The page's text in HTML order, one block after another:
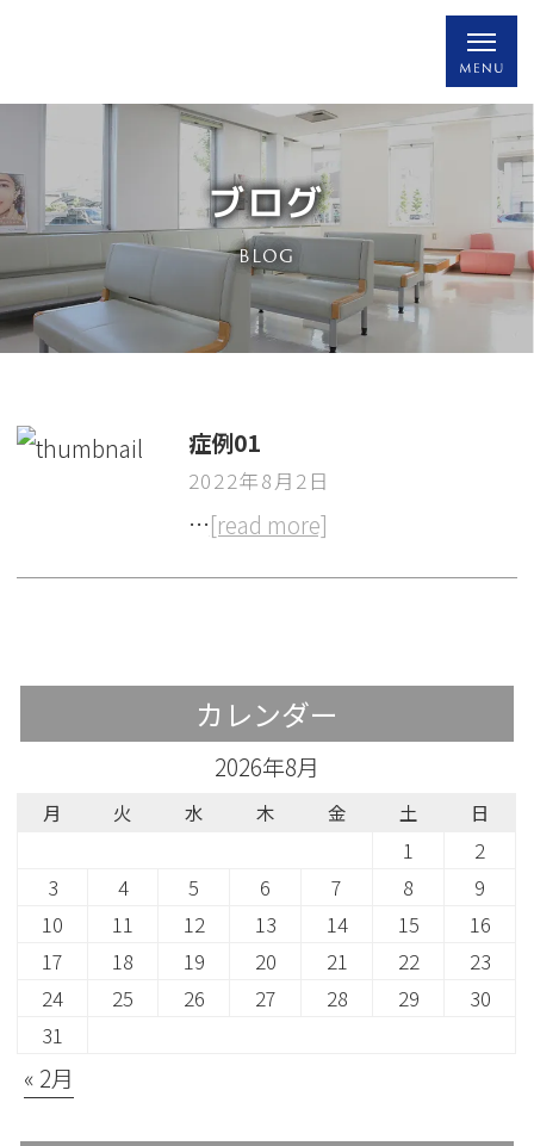
ブログ
BLOG
症例01
2022年8月2日
…[read more]
カレンダー
2026年8月
月 火 水 木 金 土 日
1
2
3
4 5 6 7 8
9
10
11 12 13 14 15
16
17
18 19 20 21 22
23
24
25 26 27 28 29
30
31
« 2月